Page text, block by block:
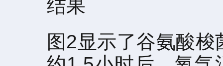
结果
图2显示了谷氨酸